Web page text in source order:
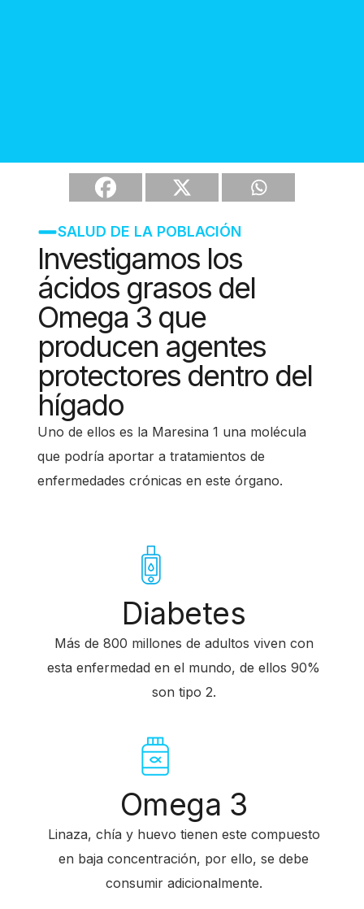
SALUD DE LA POBLACIÓN
Investigamos los
ácidos grasos del
Omega 3 que
producen agentes
protectores dentro del
hígado
Uno de ellos es la Maresina 1 una molécula
que podría aportar a tratamientos de
enfermedades crónicas en este órgano.
Diabetes
Más de 800 millones de adultos viven con
esta enfermedad en el mundo, de ellos 90%
son tipo 2.
Omega 3
Linaza, chía y huevo tienen este compuesto
en baja concentración, por ello, se debe
consumir adicionalmente.